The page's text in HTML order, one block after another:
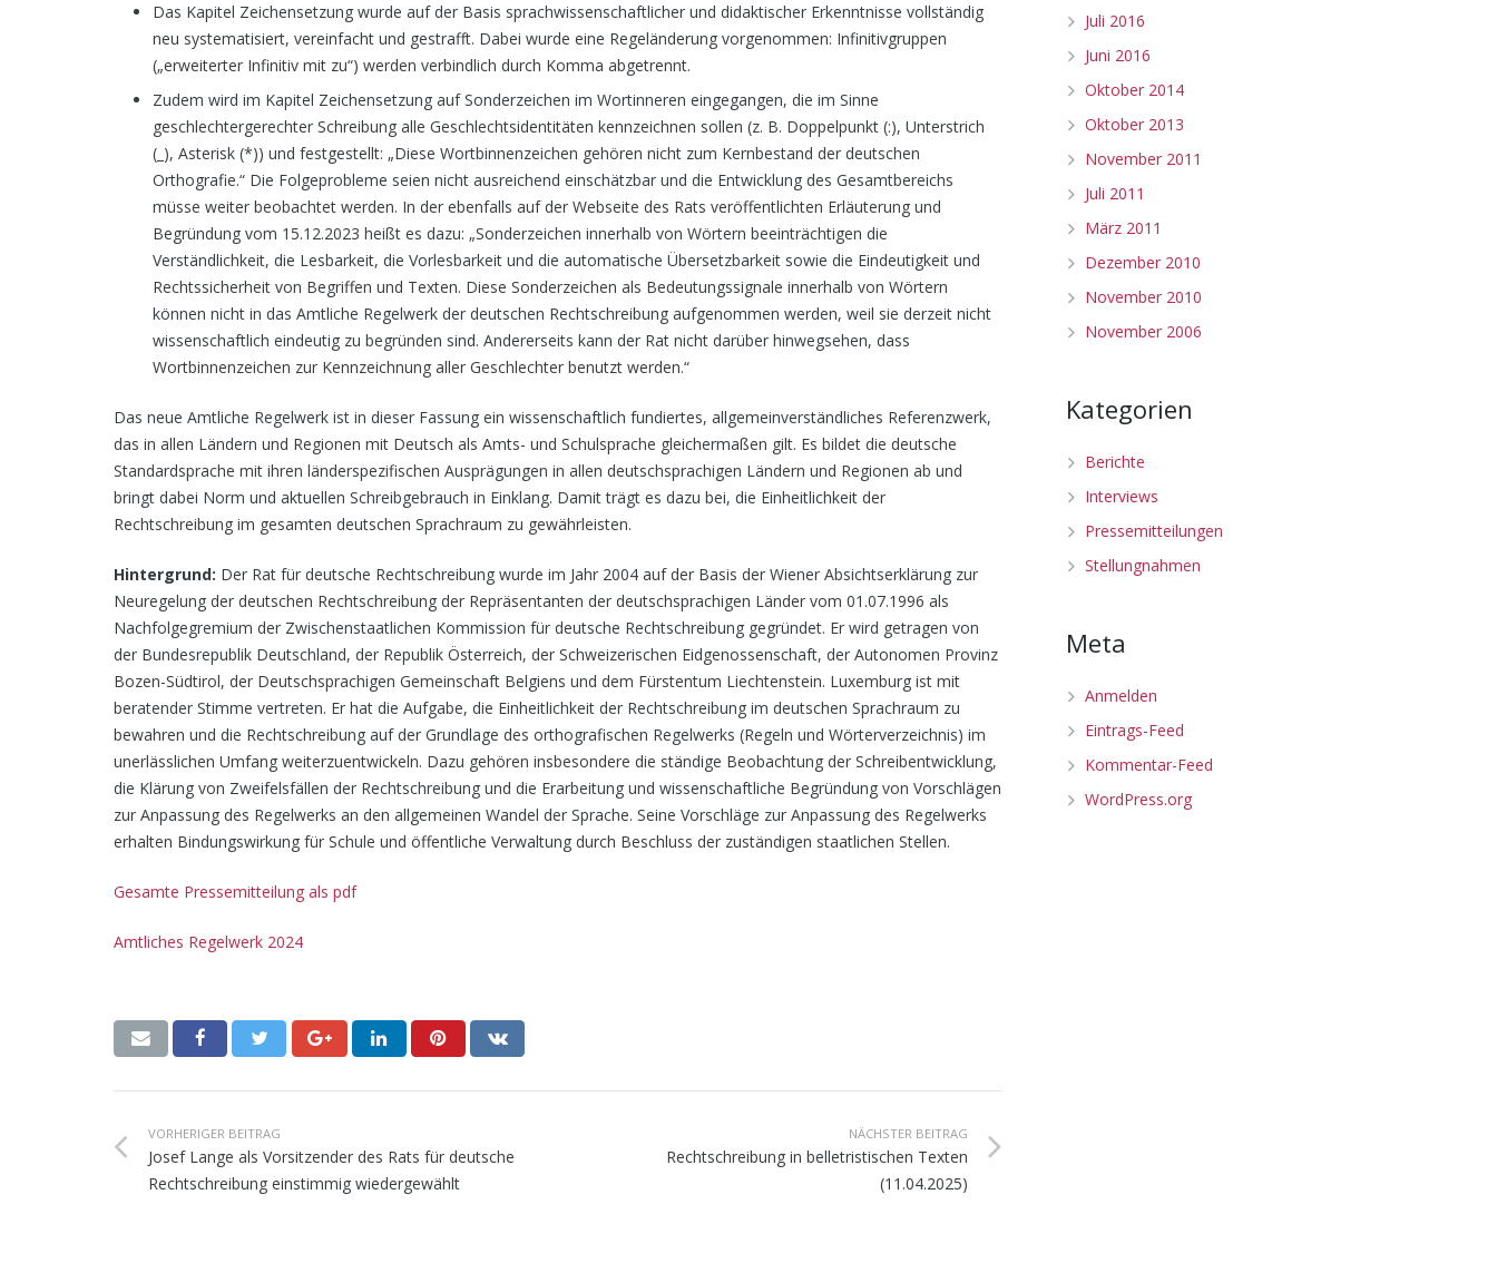
Das Kapitel Zeichensetzung wurde auf der Basis sprachwissenschaftlicher und didaktischer Erkenntnisse vollständig
neu systematisiert, vereinfacht und gestrafft. Dabei wurde eine Regeländerung vorgenommen: Infinitivgruppen
(„erweiterter Infinitiv mit zu“) werden verbindlich durch Komma abgetrennt.
Zudem wird im Kapitel Zeichensetzung auf Sonderzeichen im Wortinneren eingegangen, die im Sinne
geschlechtergerechter Schreibung alle Geschlechtsidentitäten kennzeichnen sollen (z. B. Doppelpunkt (:), Unterstrich
(_), Asterisk (*)) und festgestellt: „Diese Wortbinnenzeichen gehören nicht zum Kernbestand der deutschen
Orthografie.“ Die Folgeprobleme seien nicht ausreichend einschätzbar und die Entwicklung des Gesamtbereichs
müsse weiter beobachtet werden. In der ebenfalls auf der Webseite des Rats veröffentlichten Erläuterung und
Begründung vom 15.12.2023 heißt es dazu: „Sonderzeichen innerhalb von Wörtern beeinträchtigen die
Verständlichkeit, die Lesbarkeit, die Vorlesbarkeit und die automatische Übersetzbarkeit sowie die Eindeutigkeit und
Rechts­sicherheit von Begriffen und Texten. Diese Sonderzeichen als Bedeutungssignale innerhalb von Wörtern
können nicht in das Amtliche Regelwerk der deutschen Rechtschreibung aufgenommen werden, weil sie derzeit nicht
wissenschaftlich eindeutig zu begründen sind. Andererseits kann der Rat nicht darüber hinwegsehen, dass
Wortbinnenzeichen zur Kennzeichnung aller Geschlechter benutzt werden.“
Das neue Amtliche Regelwerk ist in dieser Fassung ein wissenschaftlich fundiertes, allgemeinverständliches Referenzwerk,
das in allen Ländern und Regionen mit Deutsch als Amts- und Schulsprache gleichermaßen gilt. Es bildet die deutsche
Standardsprache mit ihren länderspezifischen Ausprägungen in allen deutschsprachigen Ländern und Regionen ab und
bringt dabei Norm und aktuellen Schreibgebrauch in Einklang. Damit trägt es dazu bei, die Einheitlichkeit der
Rechtschreibung im gesamten deutschen Sprachraum zu gewährleisten.
Hintergrund: Der Rat für deutsche Rechtschreibung wurde im Jahr 2004 auf der Basis der Wiener Absichtserklärung zur
Neuregelung der deutschen Rechtschreibung der Repräsen­tanten der deutschsprachigen Länder vom 01.07.1996 als
Nachfolgegremium der Zwischen­staat­lichen Kommission für deutsche Rechtschreibung gegründet. Er wird getragen von
der Bundesrepublik Deutschland, der Republik Österreich, der Schweizerischen Eidgenossen­schaft, der Autonomen Provinz
Bozen-Südtirol, der Deutschsprachigen Gemeinschaft Belgiens und dem Fürstentum Liechtenstein. Luxemburg ist mit
beratender Stimme vertreten. Er hat die Aufgabe, die Einheitlichkeit der Rechtschreibung im deutschen Sprachraum zu
bewahren und die Rechtschreibung auf der Grundlage des orthografischen Regelwerks (Regeln und Wörterverzeichnis) im
unerlässlichen Umfang weiterzuentwickeln. Dazu gehören insbesondere die ständige Beobachtung der Schreibentwicklung,
die Klärung von Zweifelsfällen der Rechtschreibung und die Erarbeitung und wissenschaftliche Begründung von Vorschlägen
zur Anpassung des Regelwerks an den allgemeinen Wandel der Spra­che. Seine Vorschläge zur Anpassung des Regelwerks
erhalten Bindungswirkung für Schule und öffentliche Verwaltung durch Beschluss der zuständigen staatlichen Stellen.
Gesamte Pressemitteilung als pdf
Amtliches Regelwerk 2024
VORHERIGER BEITRAG
Josef Lange als Vorsitzender des Rats für deutsche
Rechtschreibung einstimmig wiedergewählt
NÄCHSTER BEITRAG
Rechtschreibung in belletristischen Texten
(11.04.2025)
Juli 2016
Juni 2016
Oktober 2014
Oktober 2013
November 2011
Juli 2011
März 2011
Dezember 2010
November 2010
November 2006
Kategorien
Berichte
Interviews
Pressemitteilungen
Stellungnahmen
Meta
Anmelden
Eintrags-Feed
Kommentar-Feed
WordPress.org